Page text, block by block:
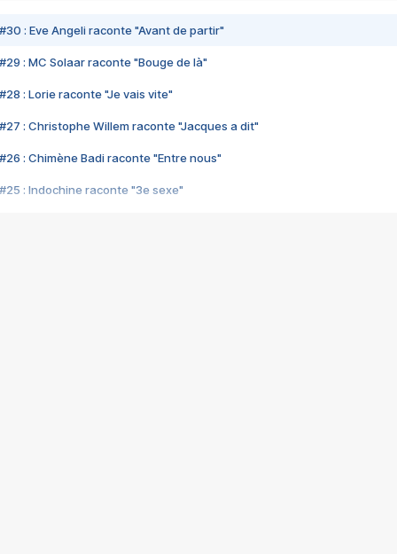
#30 : Eve Angeli raconte "Avant de partir"
#29 : MC Solaar raconte "Bouge de là"
#28 : Lorie raconte "Je vais vite"
#27 : Christophe Willem raconte "Jacques a dit"
#26 : Chimène Badi raconte "Entre nous"
#25 : Indochine raconte "3e sexe"